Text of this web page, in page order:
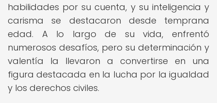
habilidades por su cuenta, y su inteligencia y
carisma se destacaron desde temprana
edad. A lo largo de su vida, enfrentó
numerosos desafíos, pero su determinación y
valentía la llevaron a convertirse en una
figura destacada en la lucha por la igualdad
y los derechos civiles.